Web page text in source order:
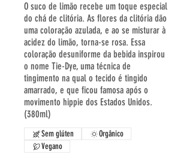
O suco de limão recebe um toque especial
do chá de clitória. As flores da clitória dão
uma coloração azulada, e ao se misturar à
acidez do limão, torna-se rosa. Essa
coloração desuniforme da bebida inspirou
o nome Tie-Dye, uma técnica de
tingimento na qual o tecido é tingido
amarrado, e que ficou famosa após o
movimento hippie dos Estados Unidos.
(380ml)
Sem glúten
Orgânico
Vegano